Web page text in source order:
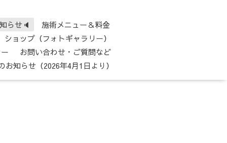
らせ🔈
施術メニュー＆料金
ショップ（フォトギャラリー）
お問い合わせ・ご質問など
お知らせ（2026年4月1日より）